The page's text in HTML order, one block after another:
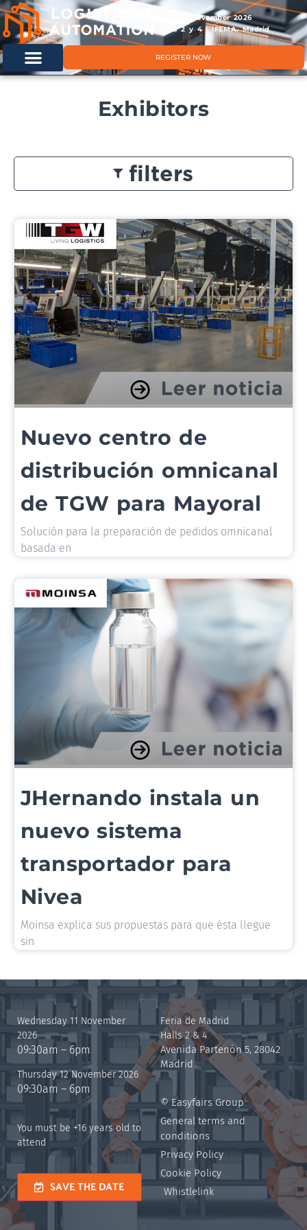
11 & 12 November 2026
Hals 2 y 4 | IFEMA, Madrid
REGISTER NOW
Exhibitors
filters
Nuevo centro de
distribución omnicanal
de TGW para Mayoral
Solución para la preparación de pedidos omnicanal
basada en
JHernando instala un
nuevo sistema
transportador para
Nivea
Moinsa explica sus propuestas para que ésta llegue
sin
Wednesday 11 November
2026
09:30am – 6pm
Thursday 12 November 2026
09:30am – 6pm
You must be +16 years old to
attend
SAVE THE DATE
Feria de Madrid
Halls 2 & 4
Avenida Partenón 5, 28042
Madrid
© Easyfairs Group
General terms and
conditions
Privacy Policy
Cookie Policy
Whistlelink